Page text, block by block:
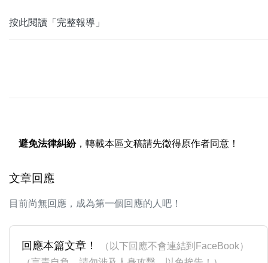
按此閱讀「完整報導」
避免法律糾紛，轉載本區文稿請先徵得原作者同意！
文章回應
目前尚無回應，成為第一個回應的人吧！
回應本篇文章！
（以下回應不會連結到FaceBook）